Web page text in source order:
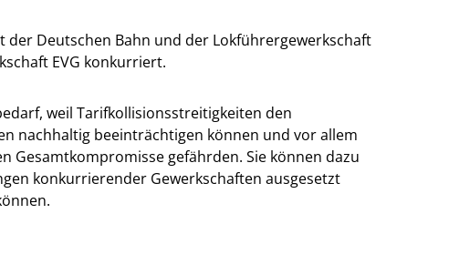
Deutschen Bahn und der Lokführergewerkschaft
EVG konkurriert.
weil Tarifkollisionsstreitigkeiten den
nachhaltig beeinträchtigen können und vor allem
gefährden. Sie können dazu
konkurrierender Gewerkschaften ausgesetzt